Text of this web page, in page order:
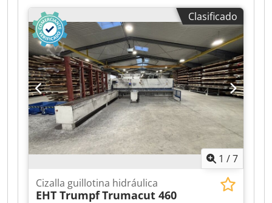
Clasificado
1 /7
Cizalla guillotina hidráulica
EHT TrumpfTrumacut 460